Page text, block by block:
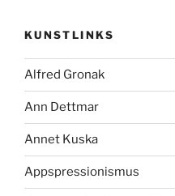
KUNSTLINKS
Alfred Gronak
Ann Dettmar
Annet Kuska
Appspressionismus